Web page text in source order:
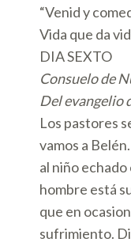
“Venid y
Vida que da
DIA SEXTO
Consuelo de
Del evangelio
Los pastores
vamos a
al niño echado
hombre está
que en
sufrimiento.